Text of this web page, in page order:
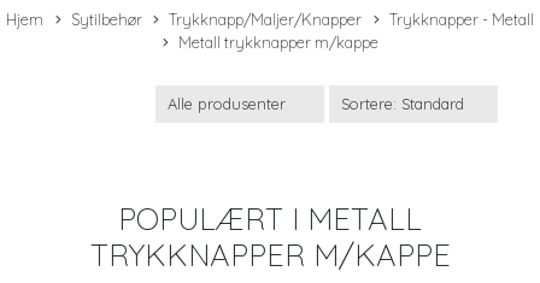
Hjem Sytilbehør Trykknapp/Maljer/Knapper
Trykknapper - Metall
Metall trykknapper m/kappe
POPULÆRT I METALL
TRYKKNAPPER M/KAPPE